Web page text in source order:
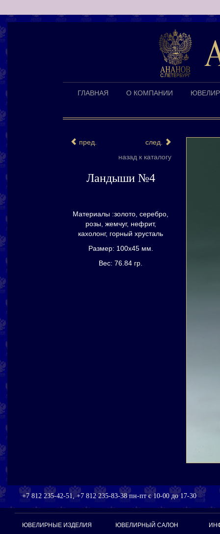
ГЛАВНАЯ О КОМПАНИИ
пред.
след.
назад к каталогу
Ландыши №4
Материалы :золото, серебро,
розы, жемчуг, нефрит,
кахолонг, горный хрусталь
Размер: 100х45 мм.
Вес: 76.84 гр.
+7 812 235-42-51, +7 812 235-83-38 пн-пт с 10-00 до 17-30
ЮВЕЛИРНЫЕ ИЗДЕЛИЯ ЮВЕЛИРНЫЙ САЛОН